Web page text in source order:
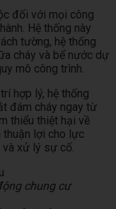
đối với mọi công
Hệ thống này
tường, hệ thống
cháy và bể nước dự
mô công trình.
hợp lý, hệ thống
đám cháy ngay từ
thiểu thiệt hại về
thuận lợi cho lực
và xử lý sự cố.
chung cư